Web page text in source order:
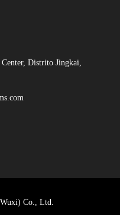
Distrito Jingkai,
Co., Ltd.